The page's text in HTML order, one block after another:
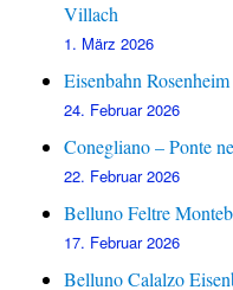
Villach
1. März 2026
Eisenbahn
24. Februar 2026
Conegliano – Ponte
22. Februar 2026
Belluno Feltre
17. Februar 2026
Belluno Calalzo